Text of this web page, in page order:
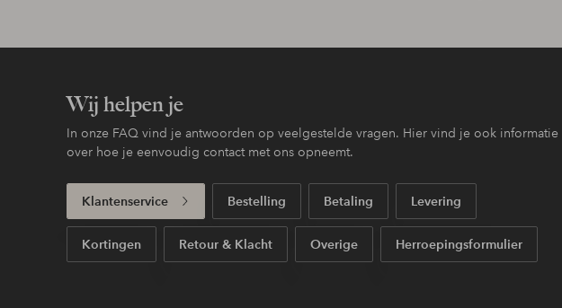
Wij helpen je
In onze FAQ vind je antwoorden op veelgestelde vragen. Hier vind je ook informatie
over hoe je eenvoudig contact met ons opneemt.
Klantenservice Bestelling Betaling Levering
Kortingen Retour & Klacht Overige Herroepingsformulier